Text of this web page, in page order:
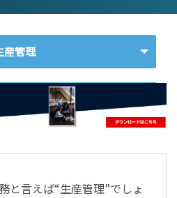
産管理
ース
と言えば“生産管理”でしょ